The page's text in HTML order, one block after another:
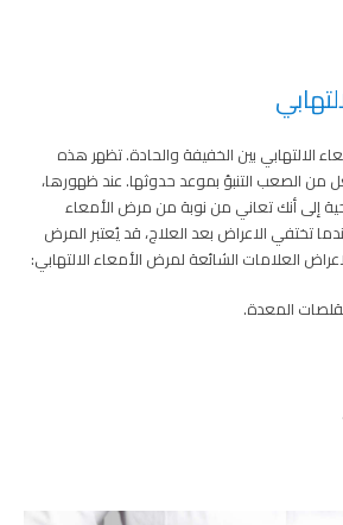
الالتهابي بين الخفيفة والحادة. تظهر هذه
من الصعب التنبؤ بموعد حدوثها. عند ظهورها،
إلى أنك تعاني من نوبة من مرض الأمعاء
تختفي الاعراض بعد العلاج، قد يُعتبر المرض
العلامات الشائعة لمرض الأمعاء الالتهابي:
المعدة.